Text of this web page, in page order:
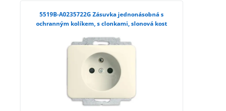
5519B-A0235722G Zásuvka jednonásobná s
ochranným kolíkem, s clonkami, slonová kost